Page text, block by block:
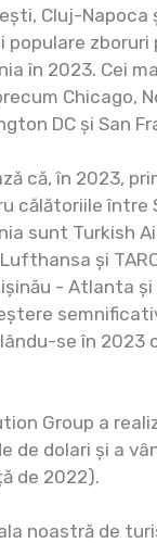
Cluj-
populare
în 2023. Cei
Chicago,
DC și San
că, în 2023,
călătoriile între
sunt Turkish
și
- Atlanta
se în 2023
Group a
de dolari și a
de 2022).
noastră de